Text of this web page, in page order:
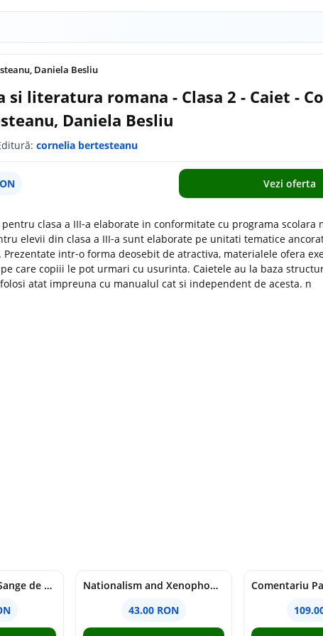
Daniela Besliu
si literatura romana - Clasa 2 - Caiet -
Daniela Besliu
cornelia bertesteanu
Vezi oferta
clasa a III‑a elaborate in conformitate cu programa scolara
elevii din clasa a III‑a sunt elaborate pe unitati tematice
intr‑o forma deosebit de atractiva, materialele ofera
care copiii le pot urmari cu usurinta. Caietele au la baza
atat impreuna cu manualul cat si independent de acesta. n
Pastorul lupilor. Sange de varcolac - Larisa Toader
Nationalism and Xenophobia in Post-Soviet Russia - Ioana Madalina Miron
43.00 RON